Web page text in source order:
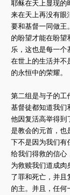
耶稣在天上显现的
来在天上再没有眼
要和基督一同做王
的盼望才能在盼望
乐，这也是每一
在世上的生活并不
的永恒中的荣耀。
第二组是与子的工
基督徒都知道我们
他因复活高举得到
是教会的元首，也
下不是因为我们有
给我们得救的信心
为救赎我们道成肉
了罪和死亡，并且
的主。并且，任何